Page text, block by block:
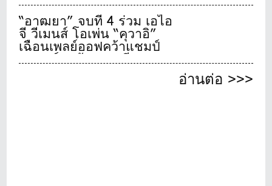
“อาฒยา” จบที่ 4 ร่วม เอไอ
จี วีเมนส์ โอเพ่น “คุวาอิ”
เฉือนเพลย์ออฟคว้าแชมป์
เมเจอร์สุดท้ายของปี
อ่านต่อ >>>